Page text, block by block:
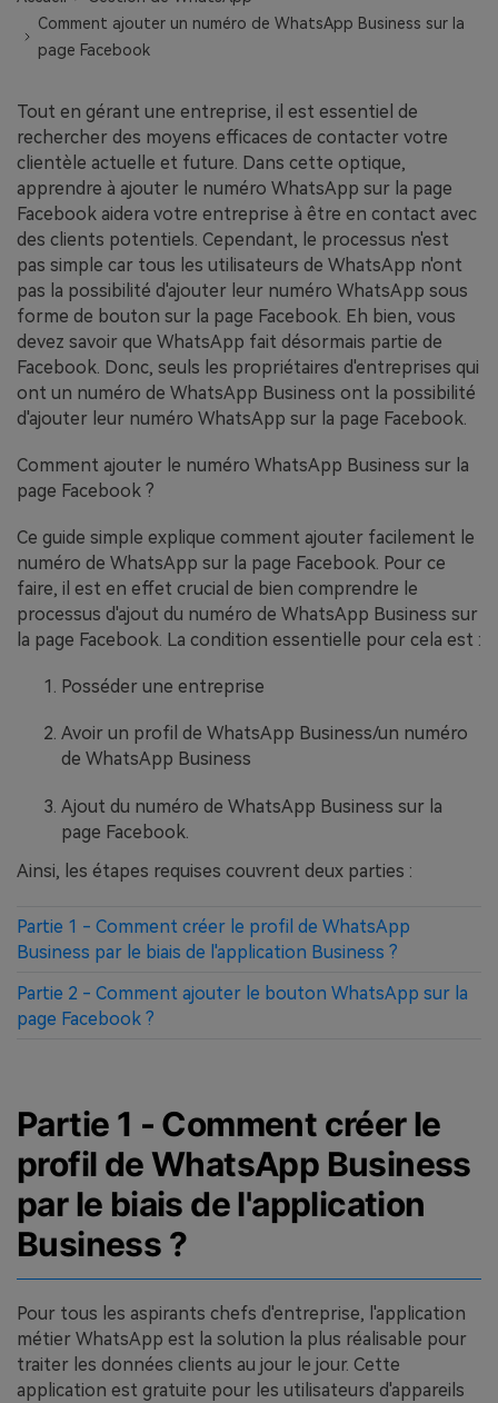
EXPLOREZ PLUS DE SUJETS
Plan Éducation
Comment ajouter un numéro de WhatsApp Business sur la
page Facebook
Tout en gérant une entreprise, il est essentiel de
rechercher des moyens efficaces de contacter votre
clientèle actuelle et future. Dans cette optique,
apprendre à ajouter le numéro WhatsApp sur la page
Facebook aidera votre entreprise à être en contact avec
des clients potentiels. Cependant, le processus n'est
pas simple car tous les utilisateurs de WhatsApp n'ont
pas la possibilité d'ajouter leur numéro WhatsApp sous
forme de bouton sur la page Facebook. Eh bien, vous
devez savoir que WhatsApp fait désormais partie de
Facebook. Donc, seuls les propriétaires d'entreprises qui
ont un numéro de WhatsApp Business ont la possibilité
d'ajouter leur numéro WhatsApp sur la page Facebook.
Comment ajouter le numéro WhatsApp Business sur la
page Facebook ?
Ce guide simple explique comment ajouter facilement le
numéro de WhatsApp sur la page Facebook. Pour ce
faire, il est en effet crucial de bien comprendre le
processus d'ajout du numéro de WhatsApp Business sur
la page Facebook. La condition essentielle pour cela est :
Posséder une entreprise
Avoir un profil de WhatsApp Business/un numéro
de WhatsApp Business
Ajout du numéro de WhatsApp Business sur la
page Facebook.
Ainsi, les étapes requises couvrent deux parties :
Partie 1 - Comment créer le profil de WhatsApp
Business par le biais de l'application Business ?
Partie 2 - Comment ajouter le bouton WhatsApp sur la
page Facebook ?
Partie 1 - Comment créer le
profil de WhatsApp Business
par le biais de l'application
Business ?
Pour tous les aspirants chefs d'entreprise, l'application
métier WhatsApp est la solution la plus réalisable pour
traiter les données clients au jour le jour. Cette
application est gratuite pour les utilisateurs d'appareils